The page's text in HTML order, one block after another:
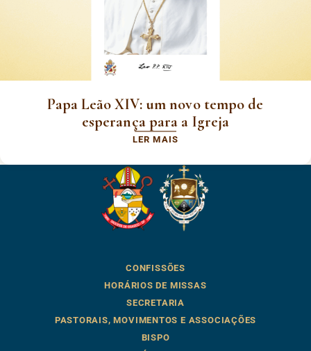
Papa Leão XIV: um novo tempo de
esperança para a Igreja
LER MAIS
CONFISSÕES
HORÁRIOS DE MISSAS
SECRETARIA
PASTORAIS, MOVIMENTOS E ASSOCIAÇÕES
BISPO